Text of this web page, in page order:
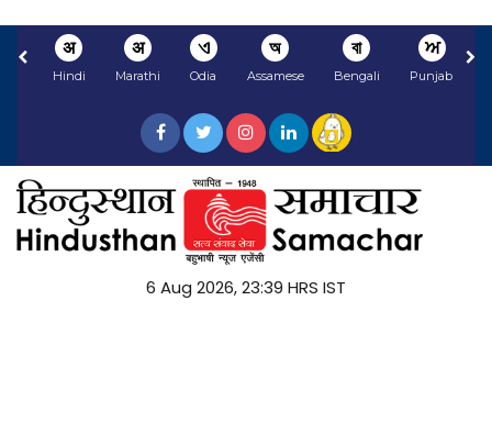
अ
Hindi
अ
Marathi
ଏ
Odia
অ
Assamese
বা
Bengali
ਅ
Punjabi
6 Aug 2026, 23:39 HRS IST